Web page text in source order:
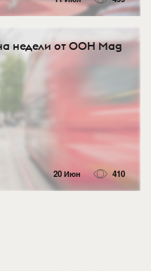
недели от OOH Mag
20 Июн 410